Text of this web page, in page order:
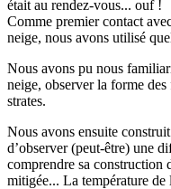
était au rendez-vous... ouf !
Comme premier contact
neige, nous avons utilisé
Nous avons pu nous
neige, observer la forme
strates.
Nous avons ensuite
d’observer (peut-être) une
comprendre sa construction
mitigée... La température de